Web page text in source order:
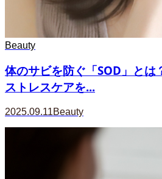
Beauty
体のサビを防ぐ「SOD」とは
ストレスケアを...
2025.09.11Beauty